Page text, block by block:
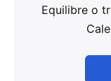
Equilibre o